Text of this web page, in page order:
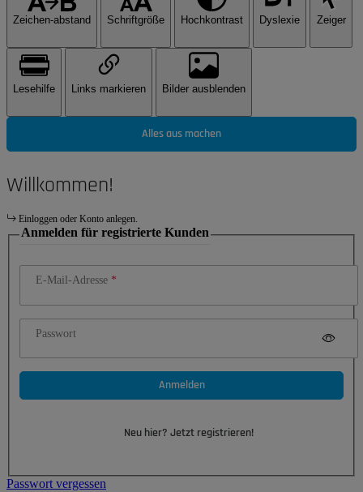
Zeichen-abstand Schriftgröße Hochkontrast Dyslexie Zeiger
Lesehilfe Links markieren Bilder ausblenden
Alles aus machen
Willkommen!
Einloggen oder Konto anlegen.
Anmelden für registrierte Kunden
E-Mail-Adresse
Passwort
Anmelden
Neu hier? Jetzt registrieren!
Passwort vergessen